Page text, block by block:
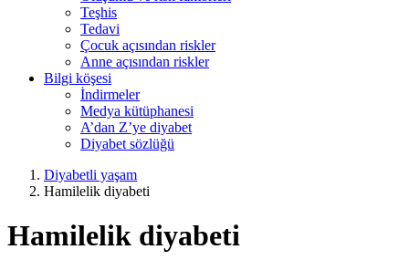
Teşhis
Tedavi
Çocuk açısından riskler
Anne açısından riskler
Bilgi köşesi
İndirmeler
Medya kütüphanesi
A’dan Z’ye diyabet
Diyabet sözlüğü
Diyabetli yaşam
Hamilelik diyabeti
Hamilelik diyabeti